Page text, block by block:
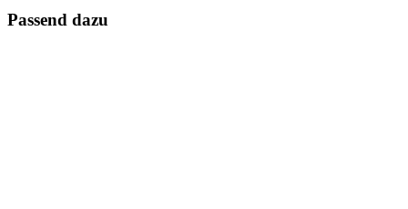
Passend dazu